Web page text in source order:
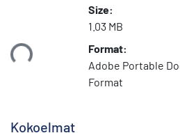
Size:
1.03 MB
Format:
Adobe Portable
Format
Kokoelmat